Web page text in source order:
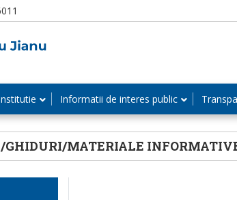
Informatii de interes public
GHIDURI/MATERIALE